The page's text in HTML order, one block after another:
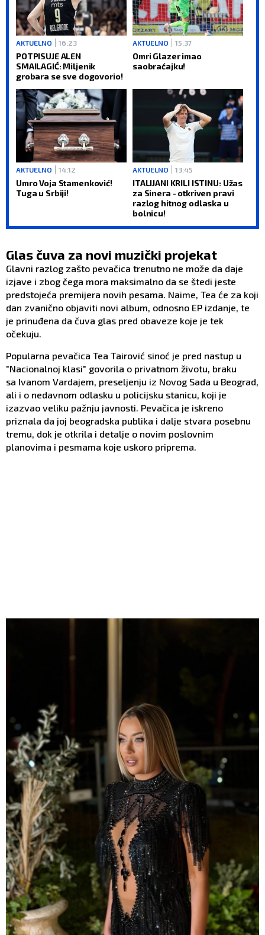
AKTUELNO 16:23
POTPISUJE ALEN
SMAILAGIĆ: Miljenik
grobara se sve dogovorio!
AKTUELNO 15:37
Omri Glazer imao
saobraćajku!
AKTUELNO 14:12
Umro Voja Stamenković!
Tuga u Srbiji!
AKTUELNO 13:45
ITALIJANI KRILI ISTINU: Užas
za Sinera - otkriven pravi
razlog hitnog odlaska u
bolnicu!
Glas čuva za novi muzički projekat
Glavni razlog zašto pevačica trenutno ne može da daje
izjave i zbog čega mora maksimalno da se štedi jeste
predstojeća premijera novih pesama. Naime, Tea će za koji
dan zvanično objaviti novi album, odnosno EP izdanje, te
je prinuđena da čuva glas pred obaveze koje je tek
očekuju.
Popularna pevačica Tea Tairović sinoć je pred nastup u
"Nacionalnoj klasi" govorila o privatnom životu, braku
sa Ivanom Vardajem, preseljenju iz Novog Sada u Beograd,
ali i o nedavnom odlasku u policijsku stanicu, koji je
izazvao veliku pažnju javnosti. Pevačica je iskreno
priznala da joj beogradska publika i dalje stvara posebnu
tremu, dok je otkrila i detalje o novim poslovnim
planovima i pesmama koje uskoro priprema.